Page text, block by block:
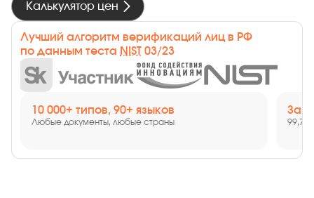
Калькулятор цен
Лучший алгоритм верификаций лиц в РФ
по данным теста NIST 03/23
Защита от мошенников
99,74% точности распознавания лиц
Без